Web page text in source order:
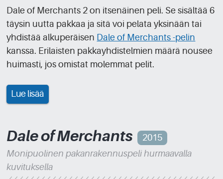
Dale of Merchants 2 on itsenäinen peli. Se sisältää 6
täysin uutta pakkaa ja sitä voi pelata yksinään tai
yhdistää alkuperäisen Dale of Merchants -pelin
kanssa. Erilaisten pakkayhdistelmien määrä nousee
huimasti, jos omistat molemmat pelit.
Lue lisää
Dale of Merchants
2015
Monipuolinen pakanrakennuspeli hurmaavalla
kuvituksella